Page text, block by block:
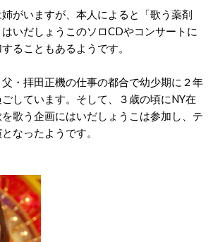
がいますが、本人によると「歌う薬剤
いだしょうこのソロCDやコンサートに
ることもあるようです。
・拝田正機の仕事の都合で幼少期に２年
しています。そして、３歳の頃にNY在
歌う企画にはいだしょうこは参加し、テ
なったようです。